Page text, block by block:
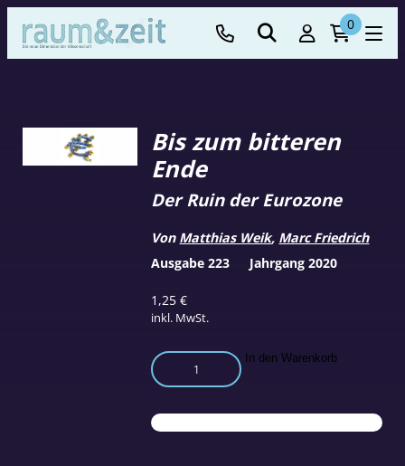
0
Bis zum bitteren
Ende
1,25€
inkl. MwSt.
Der Ruin der Eurozone
Von Matthias Weik, Marc Friedrich
Bis
zum
Ende
Menge
In den Warenkorb
Ausgabe 223 Jahrgang 2020